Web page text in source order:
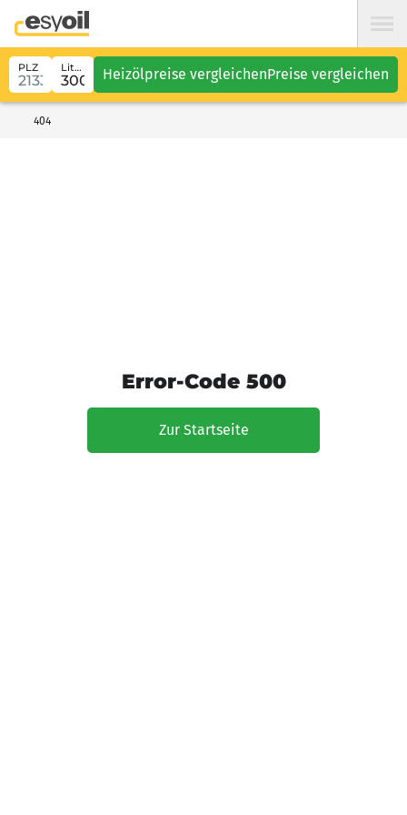
PLZ Liter Heizölpreise vergleichenPreise vergleichen
404
Error-Code 500
Zur Startseite